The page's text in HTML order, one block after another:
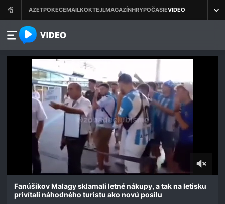
azet.video.sk
seconds
Fanúšikov Malagy sklamali letné nákupy, a tak na letisku
privítali náhodného turistu ako novú posilu